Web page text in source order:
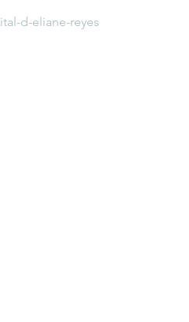
d-eliane-reyes